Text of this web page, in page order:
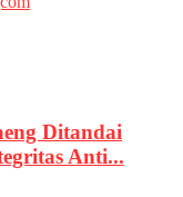
Ditandai
Anti...